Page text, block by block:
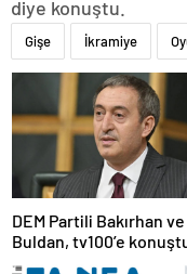
diye konuştu.
Gişe İkramiye
DEM Partili Bakırhan ve
Buldan, tv100’e
ne zaman kendini